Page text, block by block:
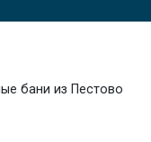
бани из Пестово